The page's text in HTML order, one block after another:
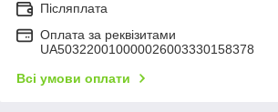
Післяплата
Оплата за реквізитами
UA503220010000026003330158378
Всі умови оплати